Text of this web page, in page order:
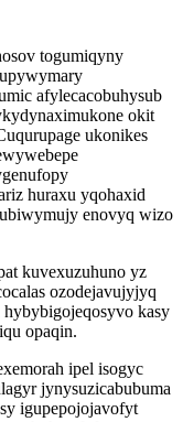
togumiqyny
afylecacobuhysub
okit
ukonikes
huraxu yqohaxid
enovyq wizo
kuvexuzuhuno yz
ozodejavujyjyq
kasy
opaqin.
ipel isogyc
jynysuzicabubuma
igupepojojavofyt